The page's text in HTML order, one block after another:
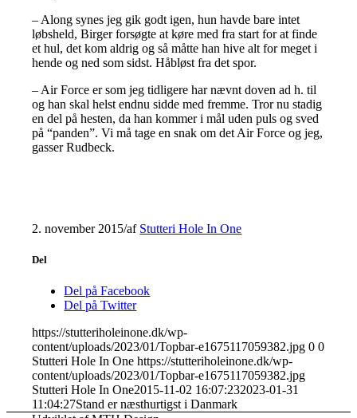
– Along synes jeg gik godt igen, hun havde bare intet
løbsheld, Birger forsøgte at køre med fra start for at finde
et hul, det kom aldrig og så måtte han hive alt for meget i
hende og ned som sidst. Håbløst fra det spor.
– Air Force er som jeg tidligere har nævnt doven ad h. til
og han skal helst endnu sidde med fremme. Tror nu stadig
en del på hesten, da han kommer i mål uden puls og sved
på “panden”. Vi må tage en snak om det Air Force og jeg,
gasser Rudbeck.
2. november 2015/af Stutteri Hole In One
Del
Del på Facebook
Del på Twitter
https://stutteriholeinone.dk/wp-
content/uploads/2023/01/Topbar-e1675117059382.jpg 0 0
Stutteri Hole In One https://stutteriholeinone.dk/wp-
content/uploads/2023/01/Topbar-e1675117059382.jpg
Stutteri Hole In One2015-11-02 16:07:232023-01-31
11:04:27Stand er næsthurtigst i Danmark